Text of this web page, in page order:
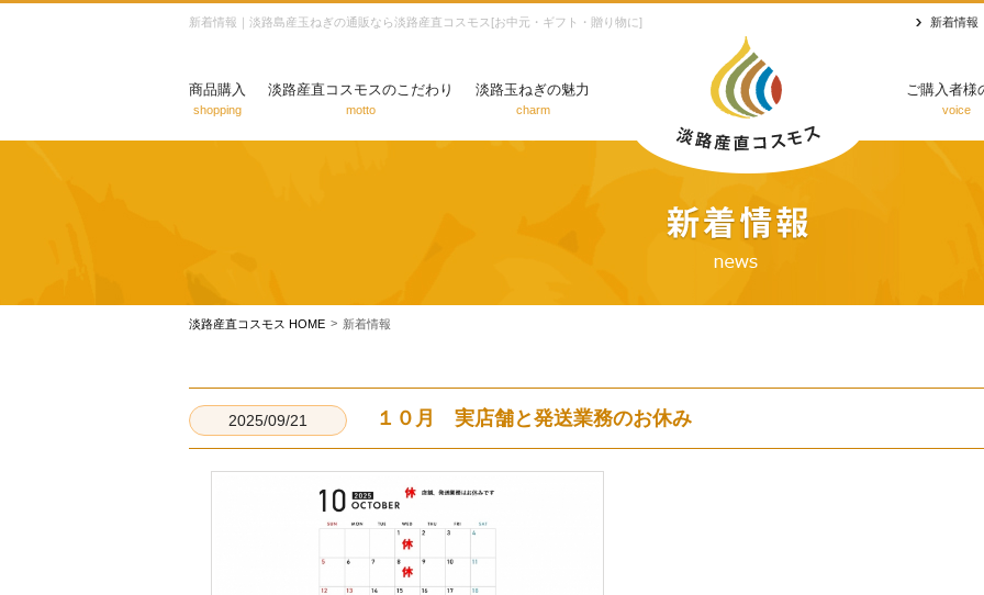
新着情報｜淡路島産玉ねぎの通販なら淡路産直コスモス[お中元・ギフト・贈り物に] 新着情報
商品購入
shopping
淡路産直コスモスのこだわり
motto
淡路玉ねぎの魅力
charm
ご購入者様
voice
淡路産直コスモス HOME > 新着情報
2025/09/21 １０月 実店舗と発送業務のお休み